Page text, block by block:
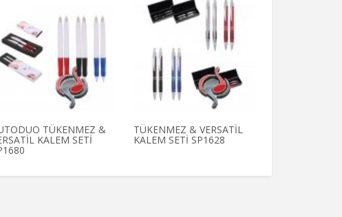
TÜKENMEZ &
KALEM SETİ
TÜKENMEZ & VERSATİL
KALEM SETİ SP1628